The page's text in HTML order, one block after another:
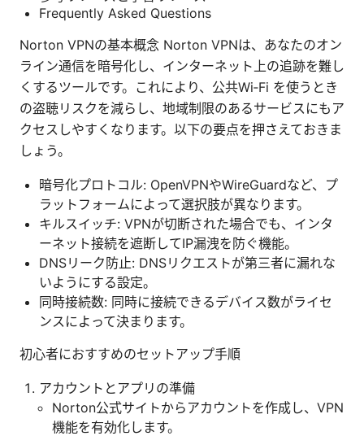
Frequently Asked Questions
Norton VPNの基本概念 Norton VPNは、あなたのオン
ライン通信を暗号化し、インターネット上の追跡を難し
くするツールです。これにより、公共Wi‑Fi を使うとき
の盗聴リスクを減らし、地域制限のあるサービスにもア
クセスしやすくなります。以下の要点を押さえておきま
しょう。
暗号化プロトコル: OpenVPNやWireGuardなど、プ
ラットフォームによって選択肢が異なります。
キルスイッチ: VPNが切断された場合でも、インタ
ーネット接続を遮断してIP漏洩を防ぐ機能。
DNSリーク防止: DNSリクエストが第三者に漏れな
いようにする設定。
同時接続数: 同時に接続できるデバイス数がライセ
ンスによって決まります。
初心者におすすめのセットアップ手順
アカウントとアプリの準備
Norton公式サイトからアカウントを作成し、VPN
機能を有効化します。